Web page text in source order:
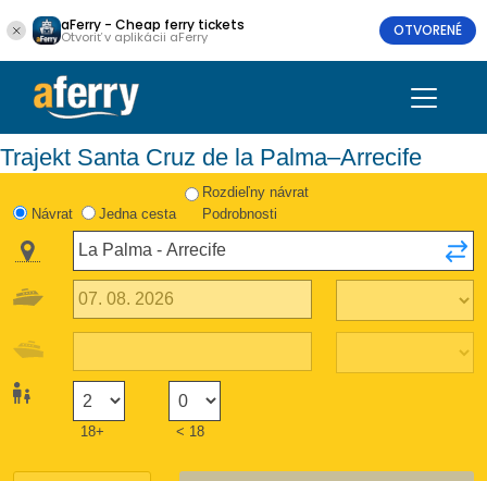
aFerry - Cheap ferry tickets
Otvoriť v aplikácii aFerry OTVORENÉ
Trajekt Santa Cruz de la Palma–Arrecife
Návrat Jedna cesta
Rozdieľny návrat
Podrobnosti
18+ < 18